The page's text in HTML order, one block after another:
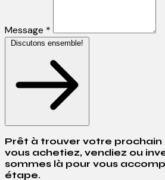
Message *
Discutons ensemble!
Prêt à trouver votre prochain
vous achetiez, vendiez ou
sommes là pour vous
étape.